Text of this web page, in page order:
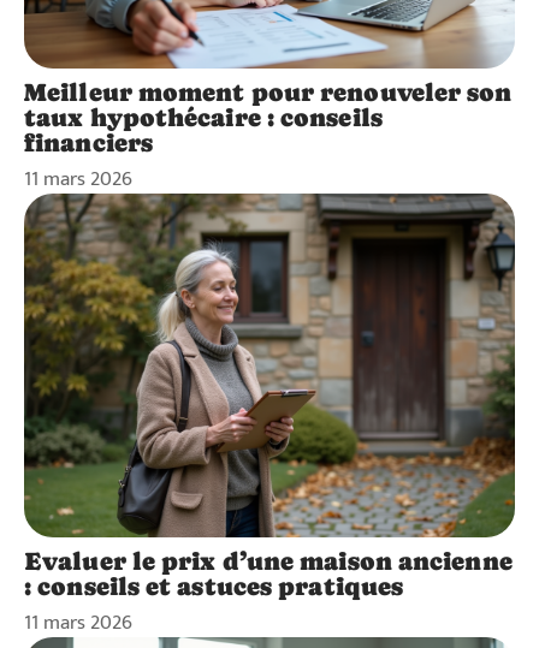
Meilleur moment pour renouveler son
taux hypothécaire : conseils
financiers
11 mars 2026
Evaluer le prix d’une maison ancienne
: conseils et astuces pratiques
11 mars 2026